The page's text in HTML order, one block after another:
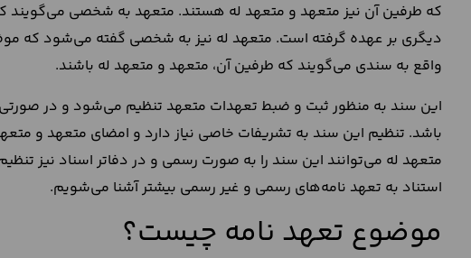
که طرفین آن نیز متعهد و متعهد له هستند. متعهد به شخصی می‌گویند
دیگری بر عهده گرفته است. متعهد له نیز به شخصی گفته می‌شود که
واقع به سندی می‌گویند که طرفین آن، متعهد و متعهد له باشند.
این سند به منظور ثبت و ضبط تعهدات متعهد تنظیم می‌شود و در
باشد. تنظیم این سند به تشریفات خاصی نیاز دارد و امضای متعهد و
متعهد له می‌توانند این سند را به صورت رسمی و در دفاتر اسناد نیز
استناد به تعهد نامه‌های رسمی و غیر رسمی بیشتر آشنا می‌شویم.
موضوع تعهد نامه چیست؟